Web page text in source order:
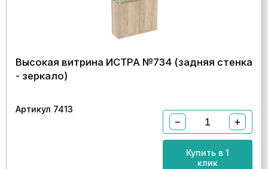
Высокая витрина ИСТРА №734 (задняя стенка
- зеркало)
Артикул 7413
− +
Купить в 1
клик